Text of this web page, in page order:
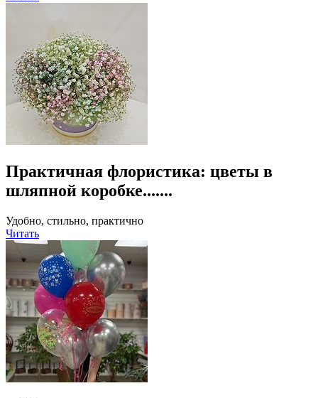
Практичная флористика: цветы в
шляпной коробке.......
Удобно, стильно, практично
Читать